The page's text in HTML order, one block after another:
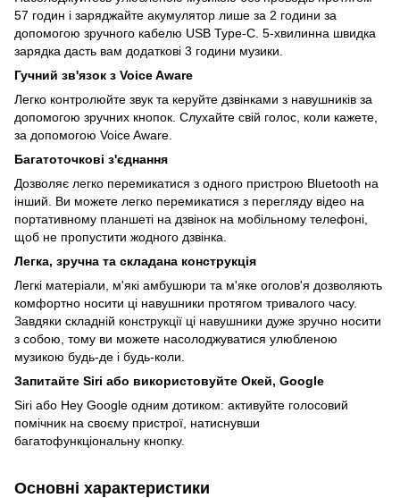
57 годин і заряджайте акумулятор лише за 2 години за
допомогою зручного кабелю USB Type-C. 5-хвилинна швидка
зарядка дасть вам додаткові 3 години музики.
Гучний зв'язок з Voice Aware
Легко контролюйте звук та керуйте дзвінками з навушників за
допомогою зручних кнопок. Слухайте свій голос, коли кажете,
за допомогою Voice Aware.
Багатоточкові з'єднання
Дозволяє легко перемикатися з одного пристрою Bluetooth на
інший. Ви можете легко перемикатися з перегляду відео на
портативному планшеті на дзвінок на мобільному телефоні,
щоб не пропустити жодного дзвінка.
Легка, зручна та складана конструкція
Легкі матеріали, м'які амбушюри та м'яке оголов'я дозволяють
комфортно носити ці навушники протягом тривалого часу.
Завдяки складній конструкції ці навушники дуже зручно носити
з собою, тому ви можете насолоджуватися улюбленою
музикою будь-де і будь-коли.
Запитайте Siri або використовуйте Окей, Google
Siri або Hey Google одним дотиком: активуйте голосовий
помічник на своєму пристрої, натиснувши
багатофункціональну кнопку.
Основні характеристики